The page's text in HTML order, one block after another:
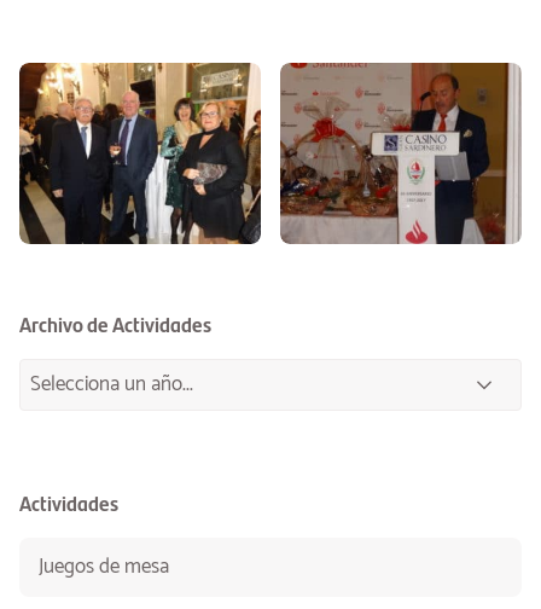
Archivo de Actividades
Actividades
Juegos de mesa